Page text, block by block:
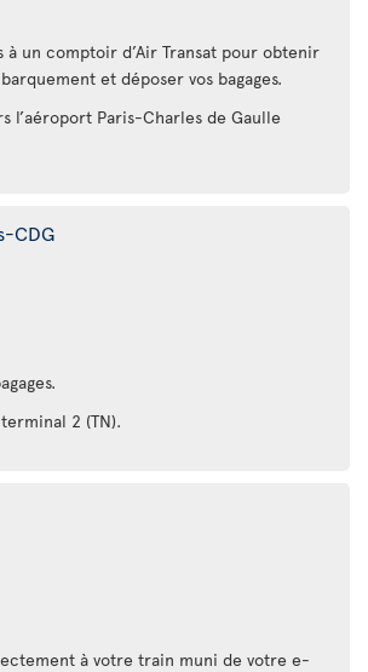
à un comptoir d’Air Transat pour obtenir
et déposer vos bagages.
l’aéroport Paris-Charles de Gaulle
CDG
2 (TN).
à votre train muni de votre e-